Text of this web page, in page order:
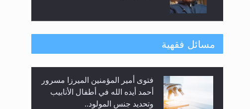
متطلَّبات التّحريك الجديد...
رأيٌ في لغة المسيح الموعود عليه
السلام.. 4...
مسائل فقهية
فتوى أمير المؤمنين الميرزا مسرور
أحمد أيده الله في أطفال الأنابيب
وتحديد جنس المولود..